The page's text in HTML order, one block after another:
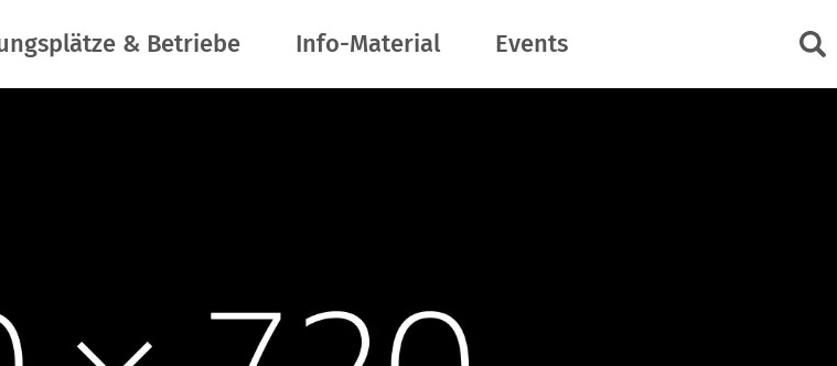
& Betriebe Info-Material Events